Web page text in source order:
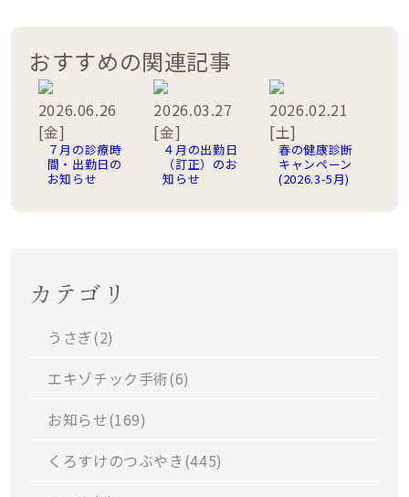
おすすめの関連記事
2026.06.26
[金]
７月の診療時
間・出勤日の
お知らせ
2026.03.27
[金]
４月の出勤日
（訂正）のお
知らせ
2026.02.21
[土]
春の健康診断
キャンペーン
(2026.3-5月)
カテゴリ
うさぎ(2)
エキゾチック手術(6)
お知らせ(169)
くろすけのつぶやき(445)